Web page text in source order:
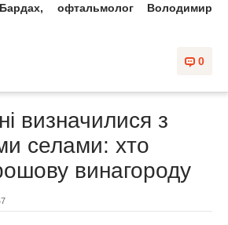
Бардах, офтальмолог Володимир
0
визначилися з
селами: хто
винагороду